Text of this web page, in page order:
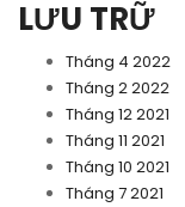
LƯU TRỮ
Tháng 4 2022
Tháng 2 2022
Tháng 12 2021
Tháng 11 2021
Tháng 10 2021
Tháng 7 2021